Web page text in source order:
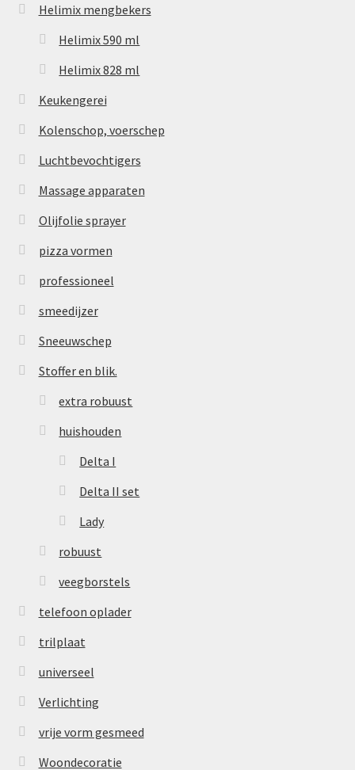
Helimix mengbekers
Helimix 590 ml
Helimix 828 ml
Keukengerei
Kolenschop, voerschep
Luchtbevochtigers
Massage apparaten
Olijfolie sprayer
pizza vormen
professioneel
smeedijzer
Sneeuwschep
Stoffer en blik.
extra robuust
huishouden
Delta I
Delta II set
Lady
robuust
veegborstels
telefoon oplader
trilplaat
universeel
Verlichting
vrije vorm gesmeed
Woondecoratie